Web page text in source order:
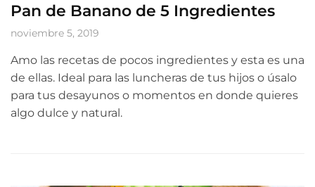
Pan de Banano de 5 Ingredientes
noviembre 5, 2019
Amo las recetas de pocos ingredientes y esta es una
de ellas. Ideal para las luncheras de tus hijos o úsalo
para tus desayunos o momentos en donde quieres
algo dulce y natural.